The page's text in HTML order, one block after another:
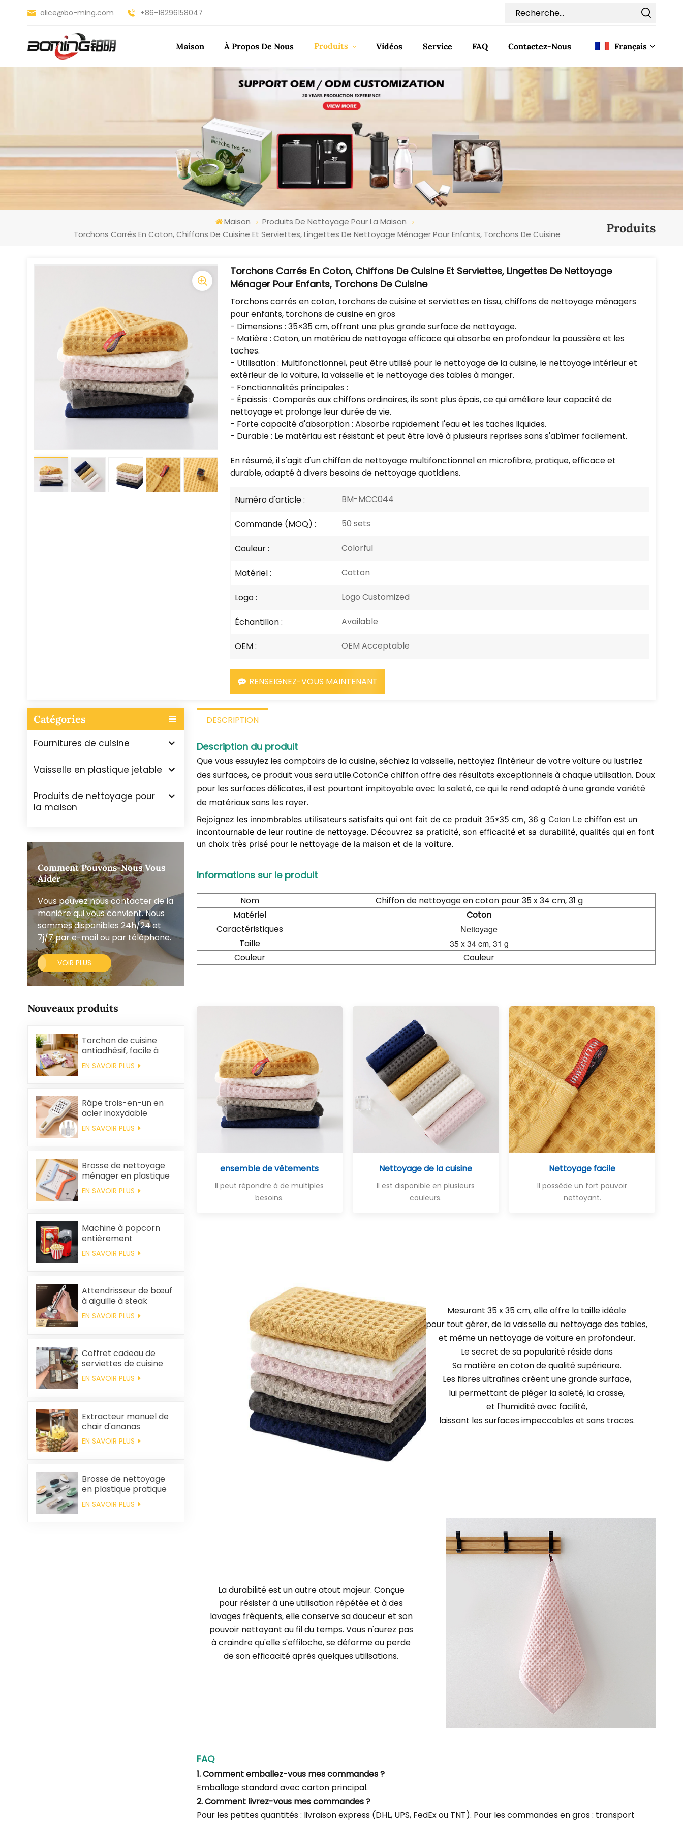
alice@bo-ming.com +86-18296158047
Maison À Propos De Nous Produits Vidéos Service FAQ Contactez-Nous Français
English
Français
Español
Português
Türkçe
العربية
Maison
Produits De Nettoyage Pour La Maison
Torchons Carrés En Coton, Chiffons De Cuisine Et Serviettes, Lingettes De Nettoyage Ménager Pour Enfants, Torchons De Cuisine
Produits
Torchons Carrés En Coton, Chiffons De Cuisine Et Serviettes, Lingettes De Nettoyage
Ménager Pour Enfants, Torchons De Cuisine
Torchons carrés en coton, torchons de cuisine et serviettes en tissu, chiffons de nettoyage ménagers
pour enfants, torchons de cuisine en gros
- Dimensions : 35×35 cm, offrant une plus grande surface de nettoyage.
- Matière : Coton, un matériau de nettoyage efficace qui absorbe en profondeur la poussière et les
taches.
- Utilisation : Multifonctionnel, peut être utilisé pour le nettoyage de la cuisine, le nettoyage intérieur et
extérieur de la voiture, la vaisselle et le nettoyage des tables à manger.
- Fonctionnalités principales :
- Épaissis : Comparés aux chiffons ordinaires, ils sont plus épais, ce qui améliore leur capacité de
nettoyage et prolonge leur durée de vie.
- Forte capacité d'absorption : Absorbe rapidement l'eau et les taches liquides.
- Durable : Le matériau est résistant et peut être lavé à plusieurs reprises sans s'abîmer facilement.
En résumé, il s'agit d'un chiffon de nettoyage multifonctionnel en microfibre, pratique, efficace et
durable, adapté à divers besoins de nettoyage quotidiens.
Numéro d'article : BM-MCC044
Commande (MOQ) : 50 sets
Couleur : Colorful
Matériel : Cotton
Logo : Logo Customized
Échantillon : Available
OEM : OEM Acceptable
RENSEIGNEZ-VOUS MAINTENANT
Catégories
Fournitures de cuisine
Vaisselle en plastique jetable
Produits de nettoyage pour
la maison
Comment Pouvons-Nous Vous
Aider
Vous pouvez nous contacter de la
manière qui vous convient. Nous
sommes disponibles 24h/24 et
7j/7 par e-mail ou par téléphone.
VOIR PLUS
Nouveaux produits
Torchon de cuisine
antiadhésif, facile à
nettoyer, épais,
imprimé, carré, en
écologique
EN SAVOIR PLUS
Râpe trois-en-un en
acier inoxydable
EN SAVOIR PLUS
Brosse de nettoyage
ménager en plastique
pour vêtements,
élimination des poils
EN SAVOIR PLUS
Machine à popcorn
entièrement
automatique pour la
maison, machine à
EN SAVOIR PLUS
Attendrisseur de bœuf
à aiguille à steak
EN SAVOIR PLUS
Coffret cadeau de
serviettes de cuisine
carrées et chiffons en
coton personnalisés,
ménager
EN SAVOIR PLUS
Extracteur manuel de
chair d'ananas
EN SAVOIR PLUS
Brosse de nettoyage
en plastique pratique
en gros
EN SAVOIR PLUS
DESCRIPTION
Description du produit
Que vous essuyiez les comptoirs de la cuisine, séchiez la vaisselle, nettoyiez l'intérieur de votre voiture ou lustriez
des surfaces, ce produit vous sera utile.CotonCe chiffon offre des résultats exceptionnels à chaque utilisation. Doux
pour les surfaces délicates, il est pourtant impitoyable avec la saleté, ce qui le rend adapté à une grande variété
de matériaux sans les rayer.
Rejoignez les innombrables utilisateurs satisfaits qui ont fait de ce produit 35*35 cm, 36 g Coton Le chiffon est un
incontournable de leur routine de nettoyage. Découvrez sa praticité, son efficacité et sa durabilité, qualités qui en font
un choix très prisé pour le nettoyage de la maison et de la voiture.
Informations sur le produit
Nom
Chiffon de nettoyage en coton pour 35 x 34 cm, 31 g
Matériel
Coton
Caractéristiques
Nettoyage
Taille
35 x 34 cm, 31 g
Couleur
Couleur
ensemble de vêtements
Il peut répondre à de multiples
besoins.
Nettoyage de la cuisine
Il est disponible en plusieurs
couleurs.
Nettoyage facile
Il possède un fort pouvoir
nettoyant.
Mesurant 35 x 35 cm, elle offre la taille idéale
pour tout gérer, de la vaisselle au nettoyage des tables,
et même un nettoyage de voiture en profondeur.
Le secret de sa popularité réside dans
Sa matière en coton de qualité supérieure.
Les fibres ultrafines créent une grande surface,
lui permettant de piéger la saleté, la crasse,
et l'humidité avec facilité,
laissant les surfaces impeccables et sans traces.
La durabilité est un autre atout majeur. Conçue
pour résister à une utilisation répétée et à des
lavages fréquents, elle conserve sa douceur et son
pouvoir nettoyant au fil du temps. Vous n'aurez pas
à craindre qu'elle s'effiloche, se déforme ou perde
de son efficacité après quelques utilisations.
FAQ
1. Comment emballez-vous mes commandes ?
Emballage standard avec carton principal.
2. Comment livrez-vous mes commandes ?
Pour les petites quantités : livraison express (DHL, UPS, FedEx ou TNT). Pour les commandes en gros : transport